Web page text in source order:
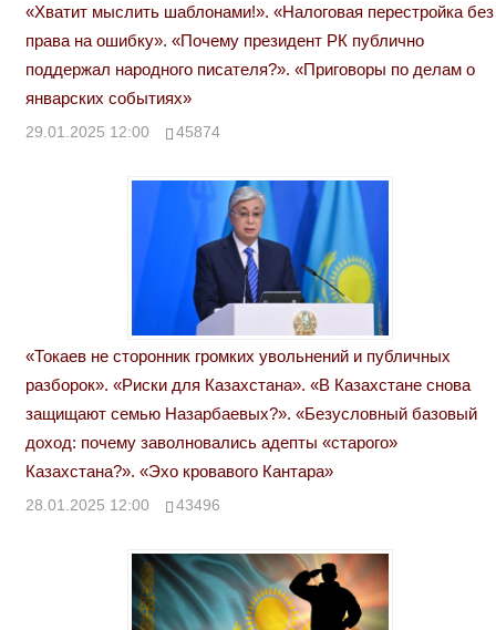
«Хватит мыслить шаблонами!». «Налоговая перестройка без
права на ошибку». «Почему президент РК публично
поддержал народного писателя?». «Приговоры по делам о
январских событиях»
29.01.2025 12:00 45874
«Токаев не сторонник громких увольнений и публичных
разборок». «Риски для Казахстана». «В Казахстане снова
защищают семью Назарбаевых?». «Безусловный базовый
доход: почему заволновались адепты «старого»
Казахстана?». «Эхо кровавого Кантара»
28.01.2025 12:00 43496